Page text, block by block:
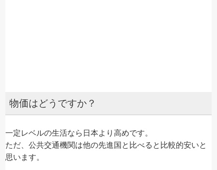
物価はどうですか？
一定レベルの生活なら日本より高めです。
ただ、公共交通機関は他の先進国と比べると比較的安いと
思います。